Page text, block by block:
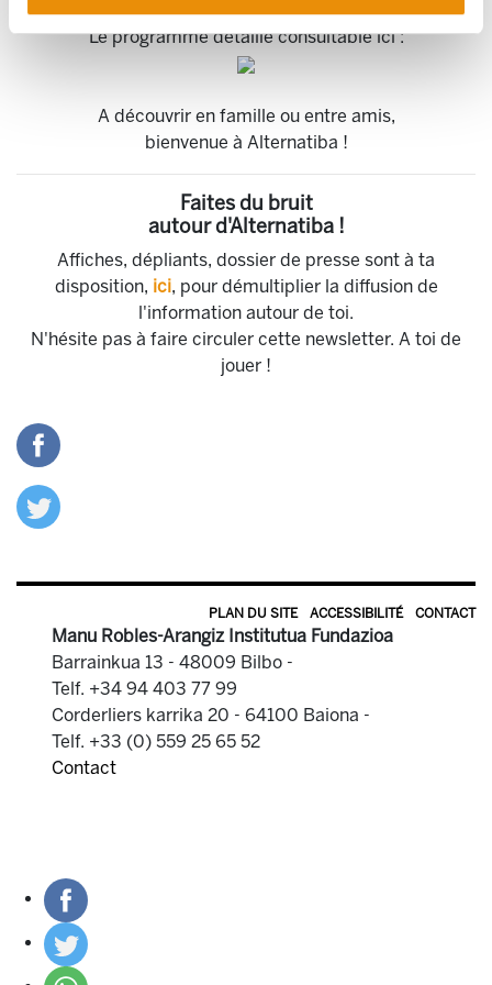
Le programme détaillé consultable ici :
A découvrir en famille ou entre amis,
bienvenue à Alternatiba !
Faites du bruit
autour d'Alternatiba !
Affiches, dépliants, dossier de presse sont à ta
disposition, ici, pour démultiplier la diffusion de
l'information autour de toi.
N'hésite pas à faire circuler cette newsletter. A toi de
jouer !
PLAN DU SITE ACCESSIBILITÉ CONTACT
Manu Robles-Arangiz Institutua Fundazioa
Barrainkua 13 - 48009 Bilbo -
Telf. +34 94 403 77 99
Corderliers karrika 20 - 64100 Baiona -
Telf. +33 (0) 559 25 65 52
Contact